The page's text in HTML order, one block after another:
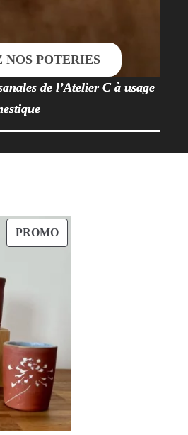
NOS POTERIES
de l’Atelier C à usage
PROMOPRODUIT